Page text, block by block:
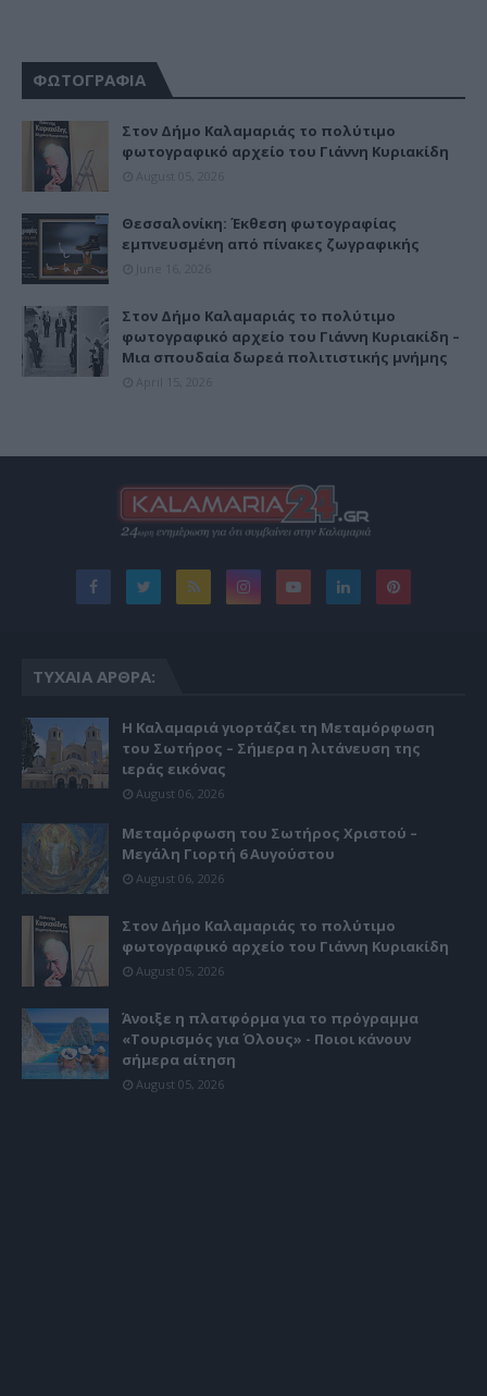
ΦΩΤΟΓΡΑΦΙΑ
Στον Δήμο Καλαμαριάς το πολύτιμο
φωτογραφικό αρχείο του Γιάννη Κυριακίδη
Θεσσαλονίκη: Έκθεση φωτογραφίας
εμπνευσμένη από πίνακες ζωγραφικής
Στον Δήμο Καλαμαριάς το πολύτιμο
φωτογραφικό αρχείο του Γιάννη Κυριακίδη –
Μια σπουδαία δωρεά πολιτιστικής μνήμης
ΤΥΧΑΊΑ ΆΡΘΡΑ:
Η Καλαμαριά γιορτάζει τη Μεταμόρφωση
του Σωτήρος – Σήμερα η λιτάνευση της
ιεράς εικόνας
August 06, 2026
Μεταμόρφωση του Σωτήρος Χριστού –
Μεγάλη Γιορτή 6 Αυγούστου
August 06, 2026
Στον Δήμο Καλαμαριάς το πολύτιμο
φωτογραφικό αρχείο του Γιάννη Κυριακίδη
August 05, 2026
Άνοιξε η πλατφόρμα για το πρόγραμμα
«Τουρισμός για Όλους» - Ποιοι κάνουν
σήμερα αίτηση
August 05, 2026